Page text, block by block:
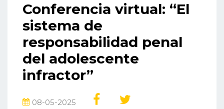
Conferencia virtual: “El
sistema de
responsabilidad penal
del adolescente
infractor”
08-05-2025